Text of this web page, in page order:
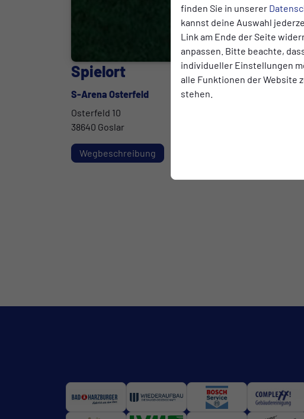
finden Sie in unserer
kannst deine Auswahl
Link am Ende der Seite
anpassen. Bitte beachte,
individueller Einstellungen
alle Funktionen der Website
stehen.
Spielort
S-Arena Osterfeld
Osterfeld 10
38640 Goslar
Wegbeschreibung